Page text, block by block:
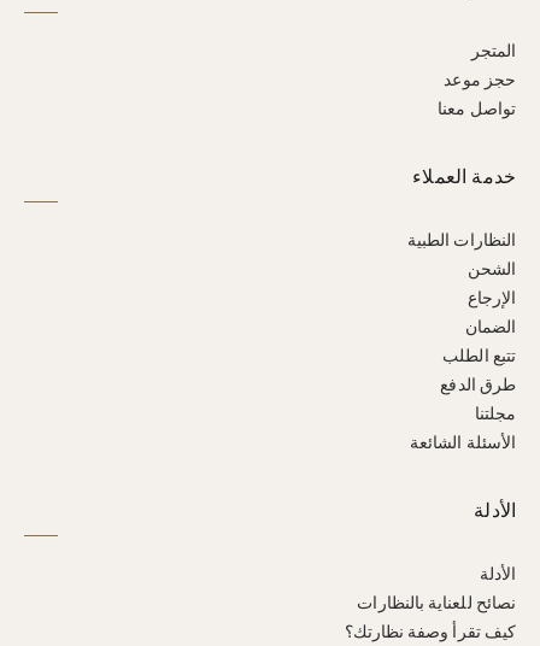
المتجر
حجز موعد
تواصل معنا
خدمة العملاء
النظارات الطبية
الشحن
الإرجاع
الضمان
تتبع الطلب
طرق الدفع
مجلتنا
الأسئلة الشائعة
الأدلة
الأدلة
نصائح للعناية بالنظارات
كيف تقرأ وصفة نظارتك؟